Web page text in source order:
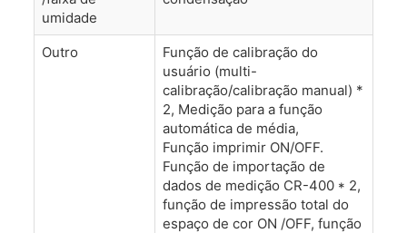
umidade
Outro
Função de calibração do
usuário (multi-
calibração/calibração manual) *
2, Medição para a função
automática de média,
Função imprimir ON/OFF.
Função de importação de
dados de medição CR-400 * 2,
função de impressão total do
espaço de cor ON /OFF, função